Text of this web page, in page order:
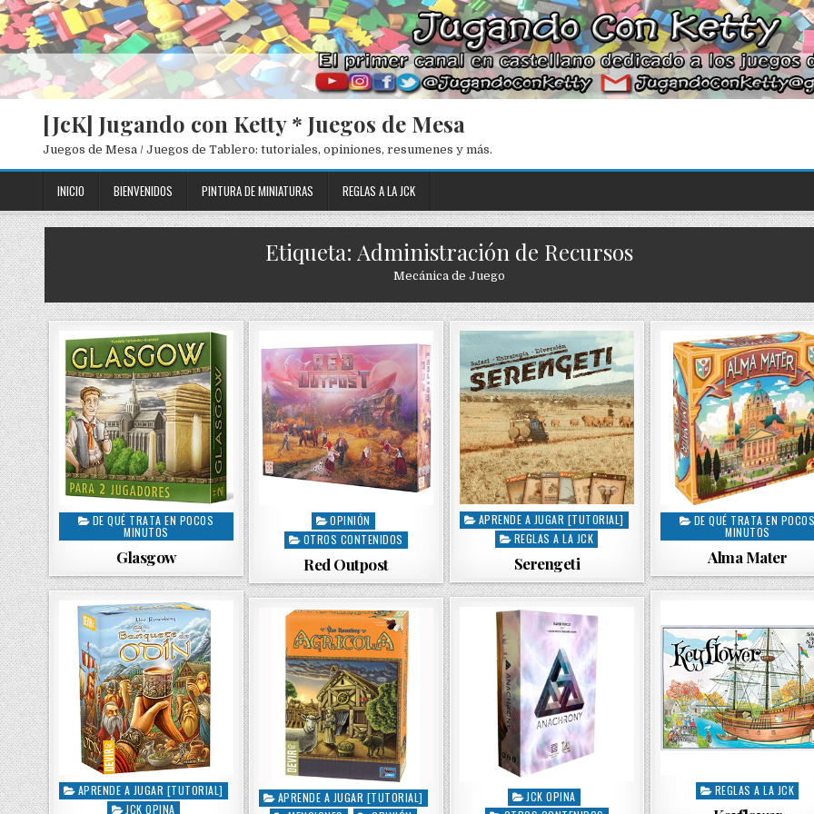
[JcK] Jugando con Ketty * Juegos de Mesa
Juegos de Mesa / Juegos de Tablero: tutoriales, opiniones, resumenes y más.
INICIO BIENVENIDOS PINTURA DE MINIATURAS REGLAS A LA JCK
Etiqueta: Administración de Recursos
Mecánica de Juego
o
t
e
DE QUÉ TRATA EN POCOS
MINUTOS
Glasgow
P
o
s
e
d
n
OPINIÓN
OTROS CONTENIDOS
Red Outpost
P
e
APRENDE A JUGAR [TUTORIAL]
REGLAS A LA JCK
Serengeti
o
t
e
i
n
DE QUÉ TRATA EN POCOS
MINUTOS
Alma Mater
P
APRENDE A JUGAR [TUTORIAL]
JCK OPINA
P
REGLAS A LA JCK
P
JCK OPINA
P
APRENDE A JUGAR [TUTORIAL]